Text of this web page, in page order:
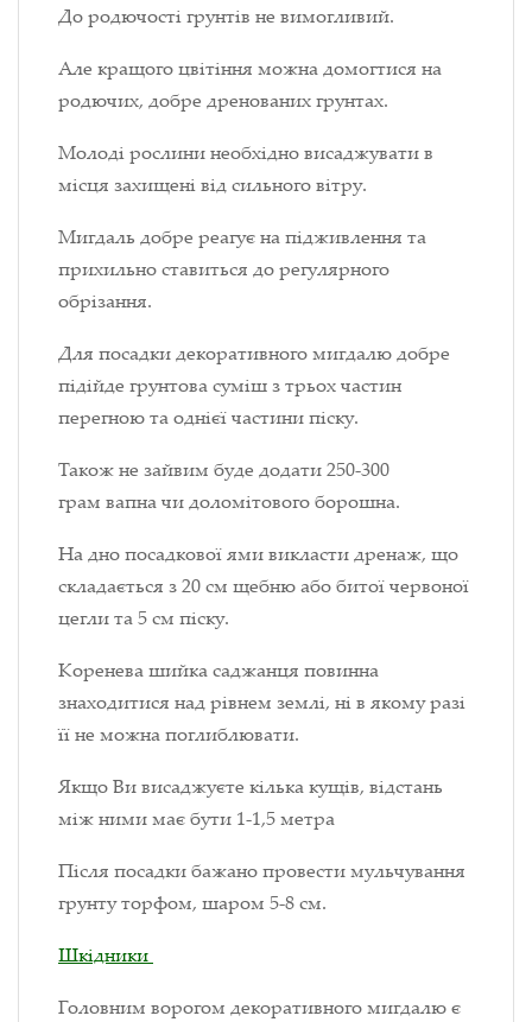
До родючості грунтів не вимогливий.
Але кращого цвітіння можна домогтися на
родючих, добре дренованих грунтах.
Молоді рослини необхідно висаджувати в
місця захищені від сильного вітру.
Мигдаль добре реагує на підживлення та
прихильно ставиться до регулярного
обрізання.
Для посадки декоративного мигдалю добре
підійде грунтова суміш з трьох частин
перегною та однієї частини піску.
Також не зайвим буде додати 250-300
грам вапна чи доломітового борошна.
На дно посадкової ями викласти дренаж, що
складається з 20 см щебню або битої червоної
цегли та 5 см піску.
Коренева шийка саджанця повинна
знаходитися над рівнем землі, ні в якому разі
її не можна поглиблювати.
Якщо Ви висаджуєте кілька кущів, відстань
між ними має бути 1-1,5 метра
Після посадки бажано провести мульчування
грунту торфом, шаром 5-8 см.
Шкідники
Головним ворогом декоративного мигдалю є